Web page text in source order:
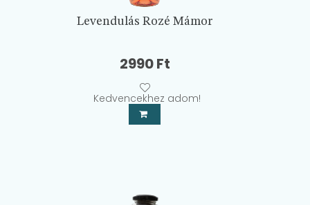
Levendulás Rozé Mámor
2990Ft
Kedvencekhez adom!